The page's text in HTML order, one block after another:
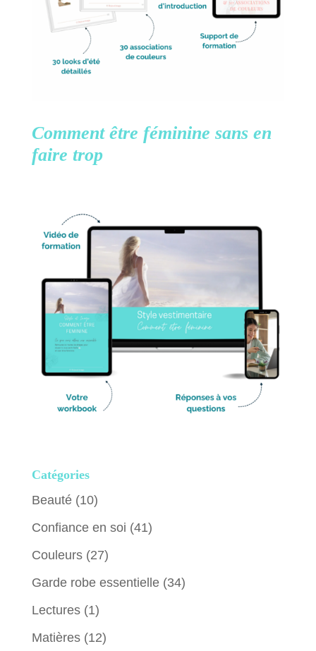
Comment être féminine sans en
faire trop
Catégories
Beauté(10)
Confiance en soi (41)
Couleurs(27)
Garde robe essentielle(34)
Lectures(1)
Matières(12)